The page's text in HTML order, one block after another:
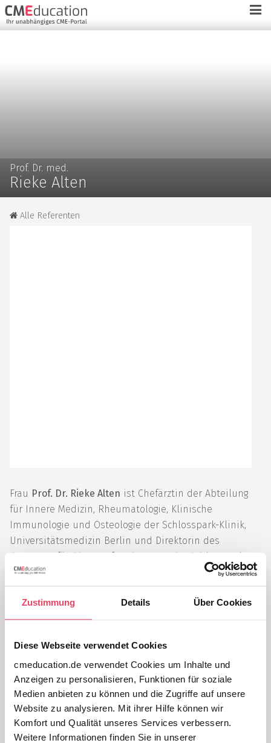
Zustimmung Details Über Cookies
Diese Webseite verwendet Cookies
cmeducation.de verwendet Cookies um Inhalte und
Anzeigen zu personalisieren, Funktionen für soziale
Medien anbieten zu können und die Zugriffe auf unsere
Website zu analysieren. Mit ihrer Hilfe können wir
Komfort und Qualität unseres Services verbessern.
Weitere Informationen finden Sie in unserer
Prof. Dr. med.
Rieke Alten
Alle Referenten
Frau Prof. Dr. Rieke Alten ist Chefärztin der Abteilung
für Innere Medizin, Rheumatologie, Klinische
Immunologie und Osteologie der Schlosspark-Klinik,
Universitätsmedizin Berlin und Direktorin des
Zentrums für Rheumaforschung an der Schlosspark-
Klinik.
Nach Abschluss ihres Studiums der Humanmedizin an
der Freien Universität Berlin folgte ein
Universität Zürich.
Prof. Dr. Alten absolvierte ihre Weiterbildung zur
Fachärztin für Innere Medizin und zur Rheumatologin
in Berlin und Zürich. Später erwarb sie
Zusatzbezeichnungen in Physikalischer Therapie und